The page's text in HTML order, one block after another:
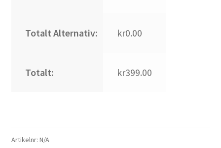
Totalt Alternativ: kr0.00
Totalt: kr399.00
Artikelnr: N/A